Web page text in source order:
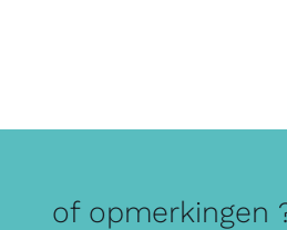
of opmerkingen ?